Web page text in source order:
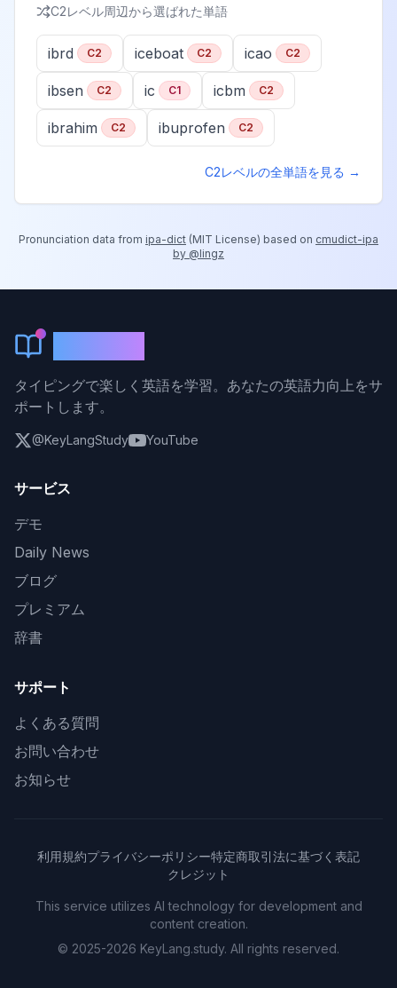
C2レベル周辺から選ばれた単語
ibrd C2 iceboat C2 icao C2
ibsen C2 ic C1 icbm C2
ibrahim C2 ibuprofen C2
C2レベルの全単語を見る →
Pronunciation data from ipa-dict (MIT License) based on cmudict-ipa
by @lingz
タイピングで楽しく英語を学習。あなたの英語力向上をサ
ポートします。
@KeyLangStudy YouTube
サービス
デモ
Daily News
ブログ
プレミアム
辞書
サポート
よくある質問
お問い合わせ
お知らせ
利用規約プライバシーポリシー特定商取引法に基づく表記
クレジット
This service utilizes AI technology for development and
content creation.
© 2025-2026 KeyLang.study. All rights reserved.